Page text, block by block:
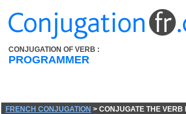
CONJUGATION OF VERB :
PROGRAMMER
FRENCH CONJUGATION > CONJUGATE THE VERB